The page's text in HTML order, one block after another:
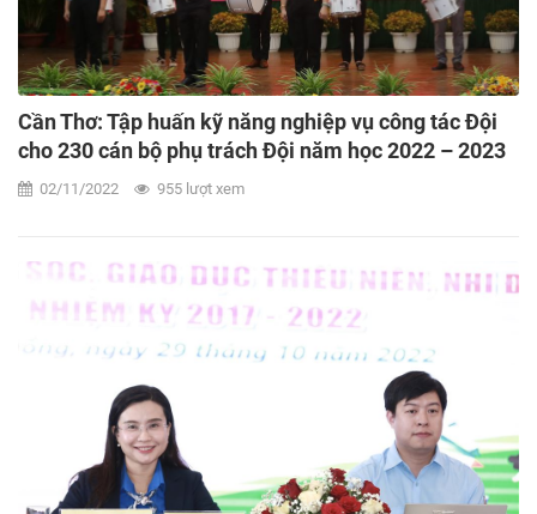
Cần Thơ: Tập huấn kỹ năng nghiệp vụ công tác Đội
cho 230 cán bộ phụ trách Đội năm học 2022 – 2023
02/11/2022 955 lượt xem